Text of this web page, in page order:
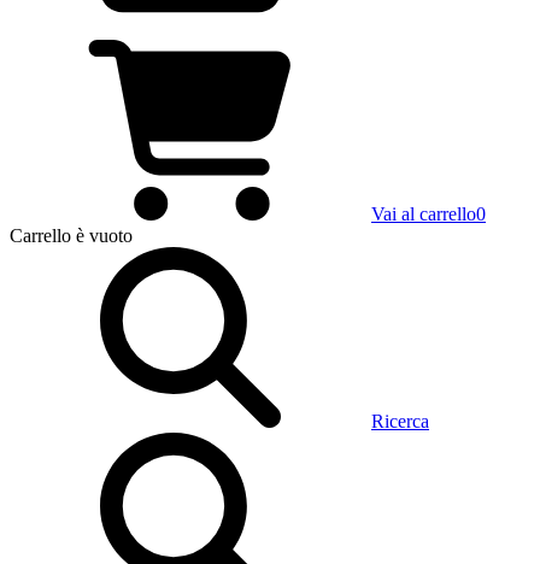
Vai al carrello0
Carrello è vuoto
Ricerca